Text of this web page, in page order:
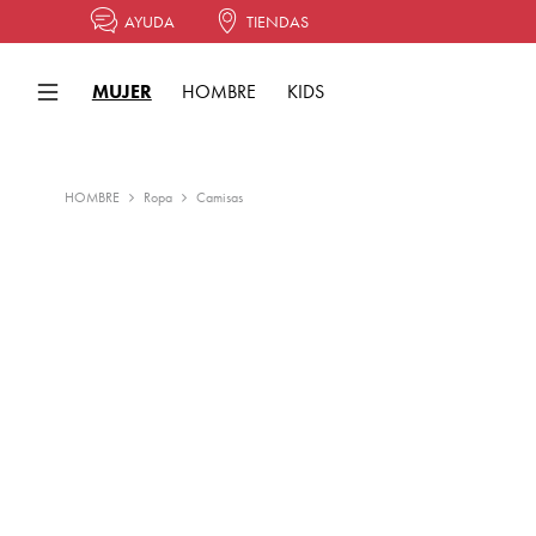
AYUDA TIENDAS
MUJER HOMBRE KIDS
HOMBRE Ropa Camisas